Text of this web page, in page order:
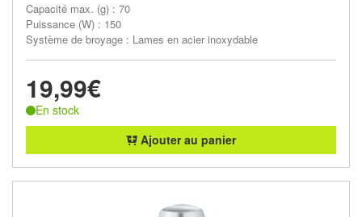
Capacité max. (g) : 70
Puissance (W) : 150
Système de broyage : Lames en acier inoxydable
19,99€
En stock
Ajouter au panier